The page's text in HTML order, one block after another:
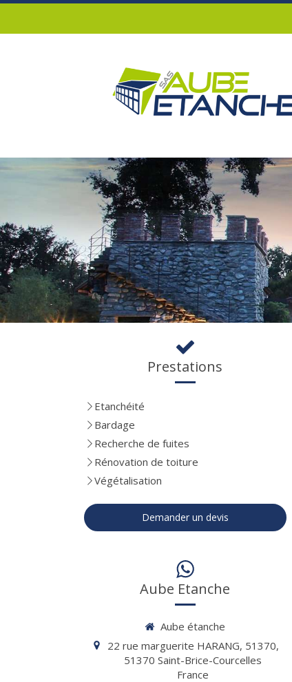
Prestations
Etanchéité
Bardage
Recherche de fuites
Rénovation de toiture
Végétalisation
Demander un devis
Aube Etanche
Aube étanche
22 rue marguerite HARANG, 51370,
51370 Saint-Brice-Courcelles
France